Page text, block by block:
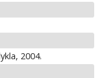
2004.